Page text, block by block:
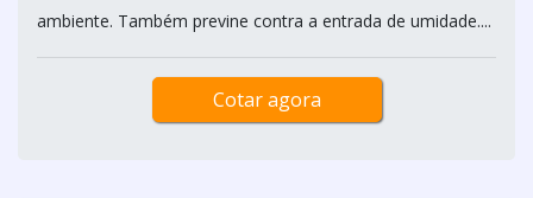
ambiente. Também previne contra a entrada de umidade....
Cotar agora